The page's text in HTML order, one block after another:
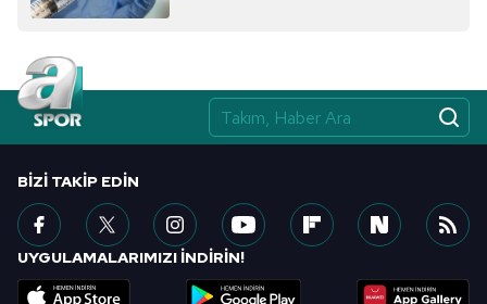
BIZI TAKIP EDIN
UYGULAMALARIMIZI İNDİRİN!